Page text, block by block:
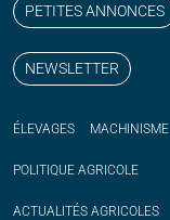
PETITES ANNONCES
NEWSLETTER
ÉLEVAGES MACHINISME
POLITIQUE AGRICOLE
ACTUALITÉS AGRICOLES